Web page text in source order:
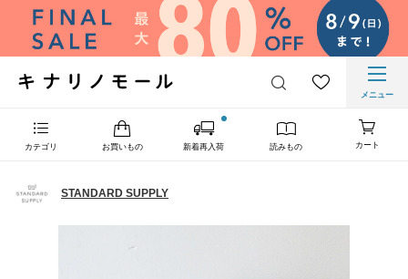
メニュー
カテゴリ お買いもの 新着再入荷 読みもの カート
STANDARD SUPPLY